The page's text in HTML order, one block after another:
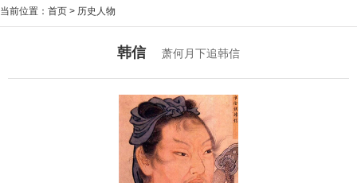
当前位置： 首页 > 历史人物
韩信 萧何月下追韩信